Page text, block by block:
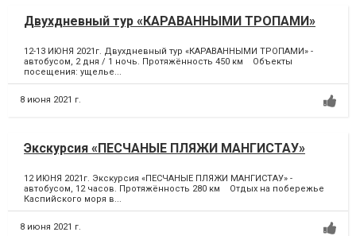
Двухдневный тур «КАРАВАННЫМИ ТРОПАМИ»
12-13 ИЮНЯ 2021г. Двухдневный тур «КАРАВАННЫМИ ТРОПАМИ» -
автобусом, 2 дня / 1 ночь. Протяжённость 450 км Объекты
посещения: ущелье...
8 июня 2021 г.
Экскурсия «ПЕСЧАНЫЕ ПЛЯЖИ МАНГИСТАУ»
12 ИЮНЯ 2021г. Экскурсия «ПЕСЧАНЫЕ ПЛЯЖИ МАНГИСТАУ» -
автобусом, 12 часов. Протяжённость 280 км Отдых на побережье
Каспийского моря в...
8 июня 2021 г.